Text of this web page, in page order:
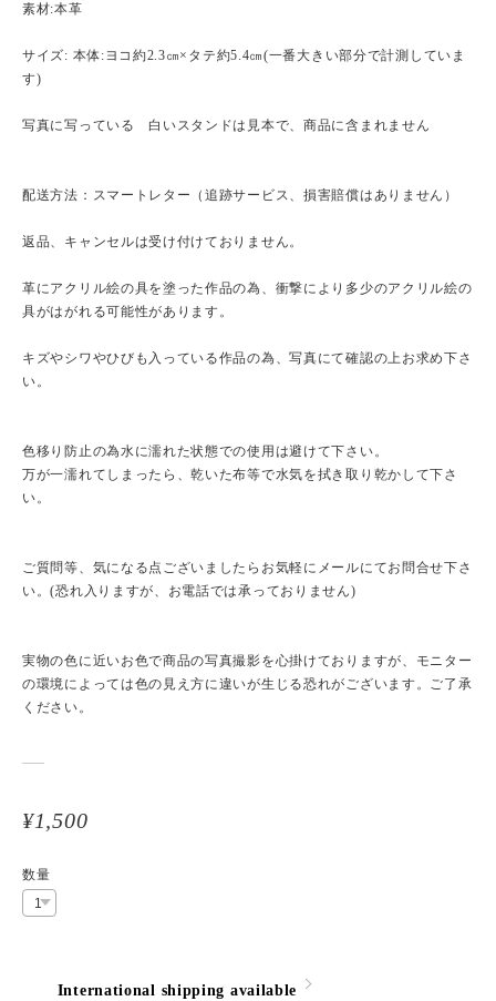
素材:本革
サイズ: 本体:ヨコ約2.3㎝×タテ約5.4㎝(一番大きい部分で計測していま
す)
写真に写っている 白いスタンドは見本で、商品に含まれません
配送方法：スマートレター（追跡サービス、損害賠償はありません）
返品、キャンセルは受け付けておりません。
革にアクリル絵の具を塗った作品の為、衝撃により多少のアクリル絵の
具がはがれる可能性があります。
キズやシワやひびも入っている作品の為、写真にて確認の上お求め下さ
い。
色移り防止の為水に濡れた状態での使用は避けて下さい。
万が一濡れてしまったら、乾いた布等で水気を拭き取り乾かして下さ
い。
ご質問等、気になる点ございましたらお気軽にメールにてお問合せ下さ
い。(恐れ入りますが、お電話では承っておりません)
実物の色に近いお色で商品の写真撮影を心掛けておりますが、モニター
の環境によっては色の見え方に違いが生じる恐れがございます。ご了承
ください。
¥1,500
数量
International shipping available